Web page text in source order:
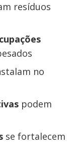
resíduos
no
podem
se fortalecem